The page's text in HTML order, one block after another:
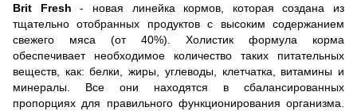
Brit Fresh - новая линейка кормов, которая создана из
тщательно отобранных продуктов с высоким содержанием
свежего мяса (от 40%). Холистик формула корма
обеспечивает необходимое количество таких питательных
веществ, как: белки, жиры, углеводы, клетчатка, витамины и
минералы. Все они находятся в сбалансированных
пропорциях для правильного функционирования организма.